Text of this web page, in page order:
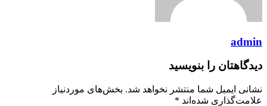
admin
دیدگاهتان را بنویسید
نشانی ایمیل شما منتشر نخواهد شد. بخش‌های موردنیاز
علامت‌گذاری شده‌اند *